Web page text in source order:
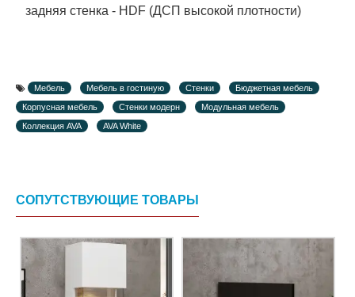
задняя стенка - HDF (ДСП высокой плотности)
Мебель Мебель в гостиную Стенки
Бюджетная мебель
Корпусная мебель
Стенки модерн
Модульная мебель
Коллекция AVA
AVA White
СОПУТСТВУЮЩИЕ ТОВАРЫ